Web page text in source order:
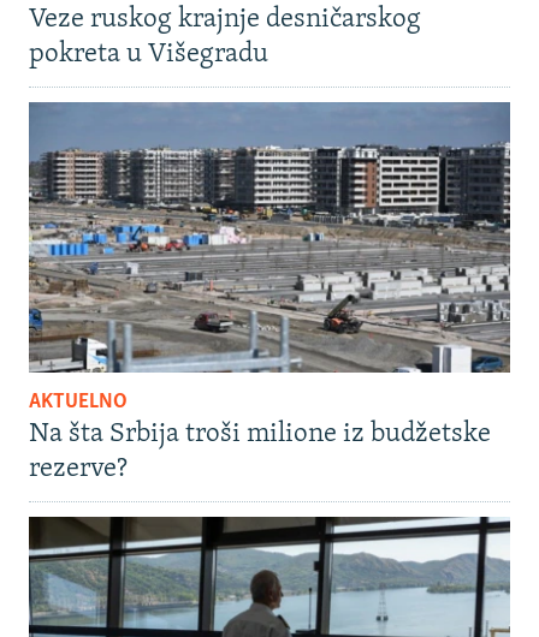
Veze ruskog krajnje desničarskog
pokreta u Višegradu
AKTUELNO
Na šta Srbija troši milione iz budžetske
rezerve?